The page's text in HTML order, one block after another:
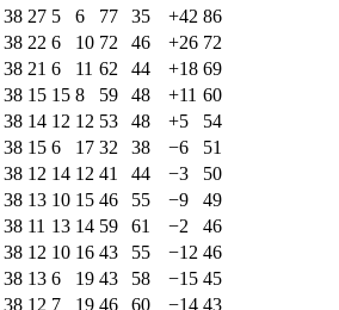
38 27 5 6 77 35 +42 86
38 22 6 10 72 46 +26 72
38 21 6 11 62 44 +18 69
38 15 15 8 59 48 +11 60
38 14 12 12 53 48 +5
54
38 15 6 17 32 38 −6
51
38 12 14 12 41 44 −3
50
38 13 10 15 46 55 −9
49
38 11 13 14 59 61 −2
46
38 12 10 16 43 55 −12 46
38 13 6 19 43 58 −15 45
38 12 7 19 46 60 −14 43